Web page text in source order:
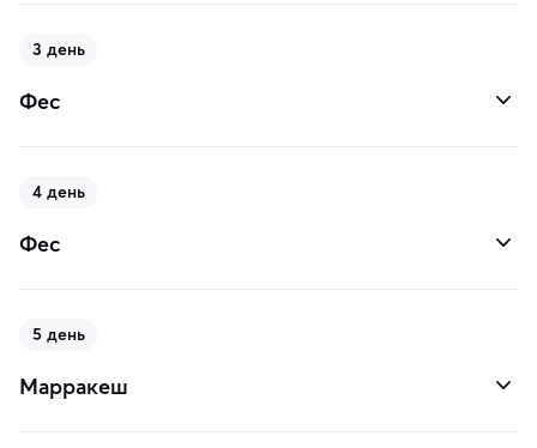
3 день
Фес
4 день
Фес
5 день
Марракеш